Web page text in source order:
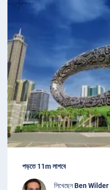
পড়তে 11m লাগবে
লিখেছেনBen Wilder